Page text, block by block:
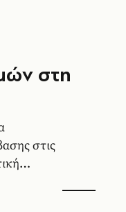
στη
στις